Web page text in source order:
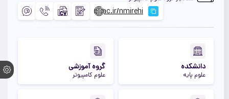
دانشکده
علوم پایه
گروه آموزشی
علوم کامپیوتر